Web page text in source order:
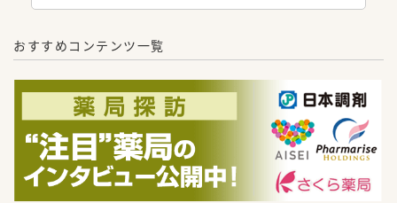
おすすめコンテンツ一覧